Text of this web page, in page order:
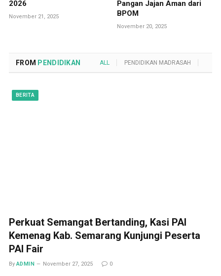
2026
November 21, 2025
Pangan Jajan Aman dari
BPOM
November 20, 2025
FROM PENDIDIKAN ALL PENDIDIKAN MADRASAH
BERITA
Perkuat Semangat Bertanding, Kasi PAI
Kemenag Kab. Semarang Kunjungi Peserta
PAI Fair
By ADMIN November 27, 2025 0